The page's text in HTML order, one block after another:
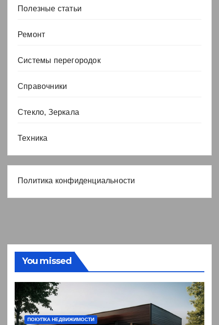
Полезные статьи
Ремонт
Системы перегородок
Справочники
Стекло, Зеркала
Техника
Политика конфиденциальности
You missed
ПОКУПКА НЕДВИЖИМОСТИ